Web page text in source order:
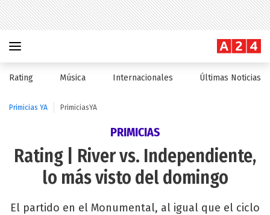
Rating Música Internacionales Últimas Noticias
Primicias YA PrimiciasYA
PRIMICIAS
Rating | River vs. Independiente,
lo más visto del domingo
El partido en el Monumental, al igual que el ciclo